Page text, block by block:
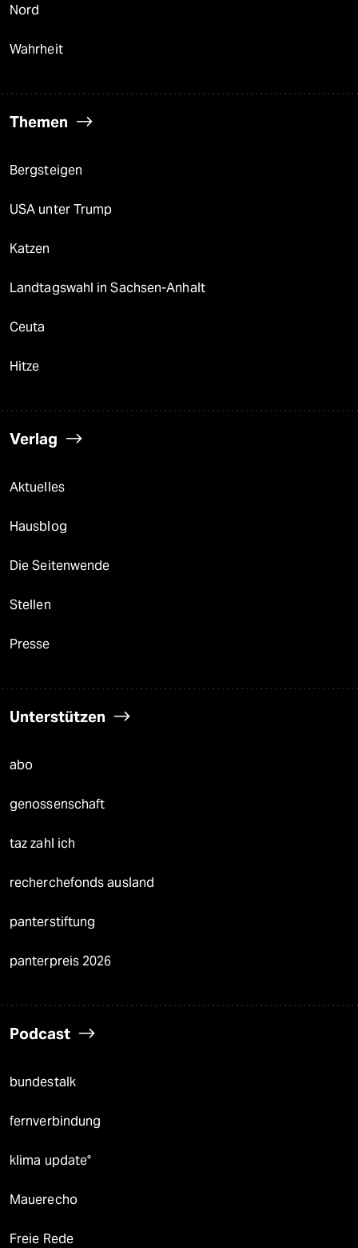
Nord
Wahrheit
Themen
Bergsteigen
USA unter Trump
Katzen
Landtagswahl in Sachsen-Anhalt
Ceuta
Hitze
Verlag
Aktuelles
Hausblog
Die Seitenwende
Stellen
Presse
Unterstützen
abo
genossenschaft
taz zahl ich
recherchefonds ausland
panterstiftung
panterpreis 2026
Podcast
bundestalk
fernverbindung
klima update°
Mauerecho
Freie Rede